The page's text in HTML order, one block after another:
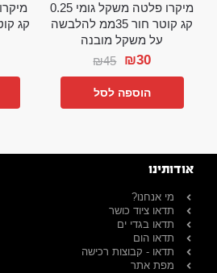
מיקרו פלטה משקל גומי 0.25
קג קוטר חור 35ממ להלבשה
על משקל מובנה
₪45 ₪30
הוספה לסל
אודותינו
מי אנחנו?
תדאו ציוד כושר
תדאו בגדי ים
תדאו הום
תדאו - קבוצות רכישה
מפת אתר